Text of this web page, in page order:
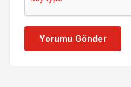
Yorumu Gönder